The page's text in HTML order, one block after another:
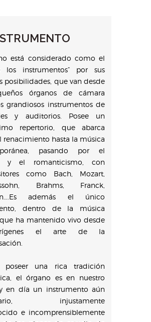
está considerado como el
los instrumentos” por sus
posibilidades, que van desde
órganos de cámara
grandiosos instrumentos de
y auditorios. Posee un
repertorio, que abarca
renacimiento hasta la música
pasando por el
y el romanticismo, con
como Bach, Mozart,
Brahms, Franck,
además el único
dentro de la música
ha mantenido vivo desde
el arte de la
poseer una rica tradición
el órgano es en nuestro
en día un instrumento aún
injustamente
e incomprensiblemente